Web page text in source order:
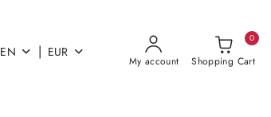
EN | EUR
My account Shopping Cart
0